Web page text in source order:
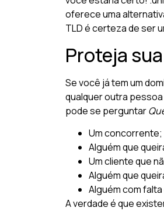
oferece uma
TLD é certeza de ser
Proteja
Se você já tem um
qualquer outra
pode se perguntar
Um concorrente;
Alguém que
Um cliente que
Alguém que
Alguém com
A verdade é que